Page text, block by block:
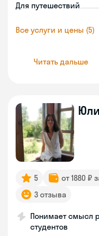
Для путешествий
Все услуги и цены (5)
Читать дальше
5 от 1880 ₽
3 отзыва
Понимает смысл
студентов